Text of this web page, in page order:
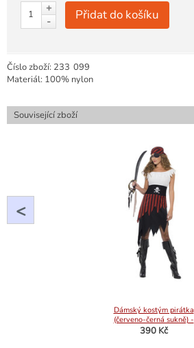
+
-
Přidat do košíku
Číslo zboží: 233 099
Materiál: 100% nylon
Související zboží
<
Dámský kostým pirátka
(červeno-černá sukně) -
Velikost S 36-38
390 Kč